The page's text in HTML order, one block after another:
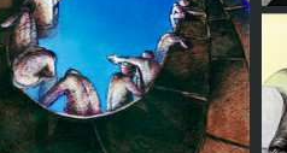
Ya no hay iconos
salvadores